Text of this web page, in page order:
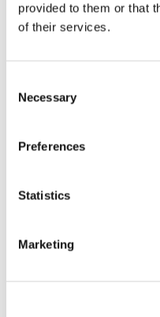
provided to them or that
of their services.
Selection
Necessary
Preferences
Statistics
Marketing
56°, København K
bookeren tilsendt et
samt værdi for pengene.
besøgt den. Opgørelsen